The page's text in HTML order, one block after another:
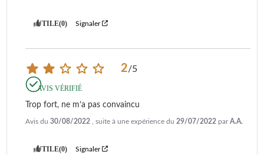
UTILE(0) Signaler
2/5
AVIS VÉRIFIÉ
Trop fort, ne m’a pas convaincu
Avis du 30/08/2022 , suite à une expérience du 29/07/2022 parA.A.
UTILE(0) Signaler